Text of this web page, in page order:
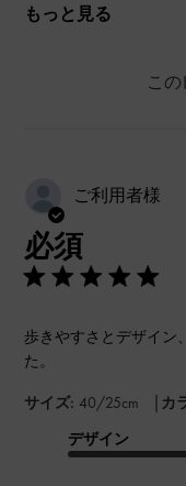
もっと見る
こ
ご利用者様
必須
歩きやすさとデザイン
た。
サイズ: 40/25cm | カ
デザイン